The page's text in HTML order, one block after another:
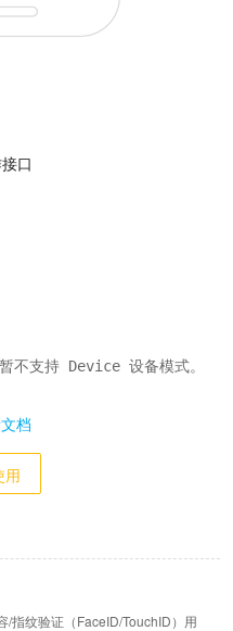
口
不支持 Device 设备模式。
档
用
指纹验证（FaceID/TouchID）用